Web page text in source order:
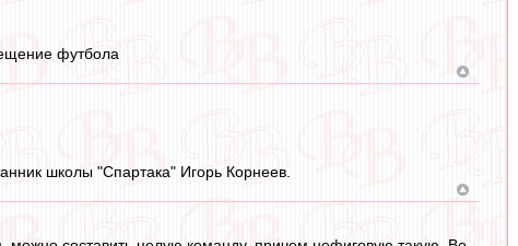
футбола
школы "Спартака" Игорь Корнеев.